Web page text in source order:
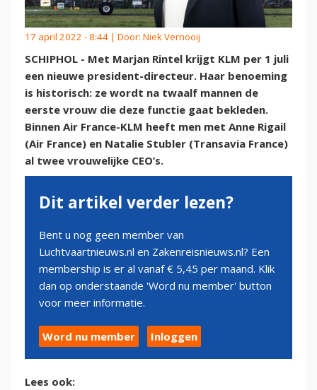
17 april 2022 - 8:44 | Door: Niek Vernooij
SCHIPHOL - Met Marjan Rintel krijgt KLM per 1 juli
een nieuwe president-directeur. Haar benoeming
is historisch: ze wordt na twaalf mannen de
eerste vrouw die deze functie gaat bekleden.
Binnen Air France-KLM heeft men met Anne Rigail
(Air France) en Natalie Stubler (Transavia France)
al twee vrouwelijke CEO’s.
Dit artikel verder lezen?
Bent u nog geen member van
Luchtvaartnieuws.nl en Zakenreisnieuws.nl? Een
membership is er al vanaf € 5,45 per maand. Klik
dan op onderstaande 'Word nu member' button
voor meer informatie.
Word nu member Inloggen
Lees ook: